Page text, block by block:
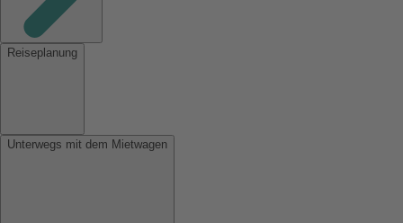
Reiseplanung
Unterwegs mit dem Mietwagen